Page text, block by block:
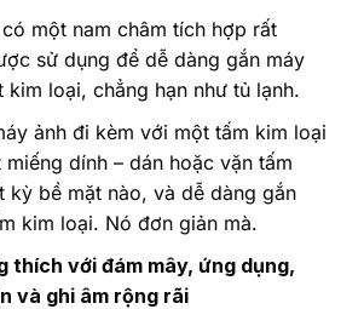
một nam châm tích hợp rất
sử dụng để dễ dàng gắn máy
kim loại, chẳng hạn như tủ lạnh.‎
ảnh đi kèm với một tấm kim loại
dính – dán hoặc vặn tấm
kỳ bề mặt nào, và dễ dàng gắn
kim loại. Nó đơn giản mà.‎
thích với đám mây, ứng dụng,
và ghi âm rộng rãi‎